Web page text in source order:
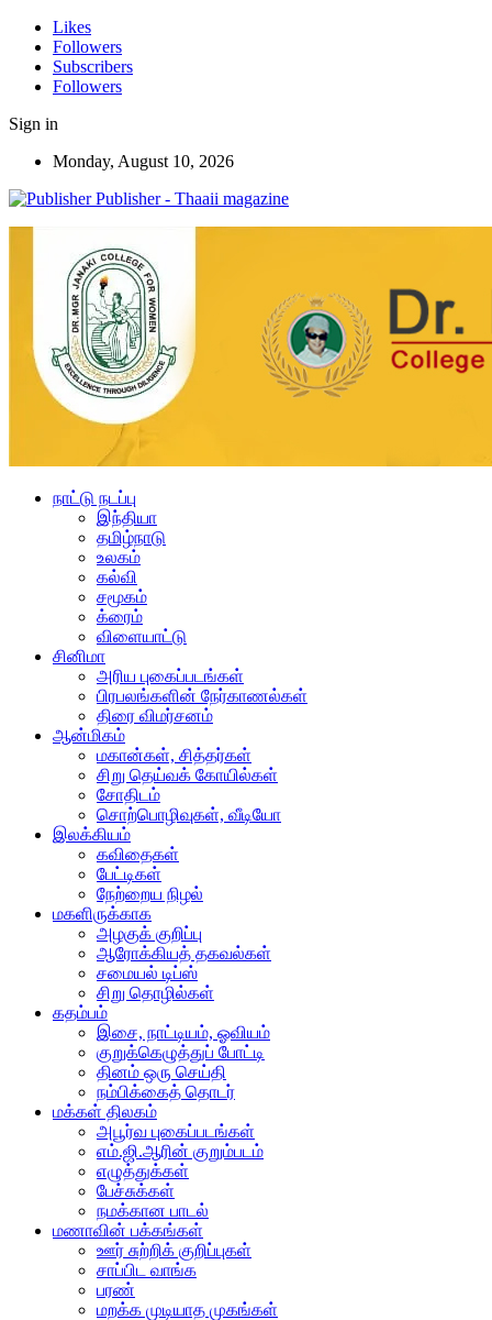
Likes
Followers
Subscribers
Followers
Sign in
Monday, August 10, 2026
Publisher - Thaaii magazine
நாட்டு நடப்பு
இந்தியா
தமிழ்நாடு
உலகம்
கல்வி
சமூகம்
க்ரைம்
விளையாட்டு
சினிமா
அரிய புகைப்படங்கள்
பிரபலங்களின் நேர்காணல்கள்
திரை விமர்சனம்
ஆன்மிகம்
மகான்கள், சித்தர்கள்
சிறு தெய்வக் கோயில்கள்
சோதிடம்
சொற்பொழிவுகள், வீடியோ
இலக்கியம்
கவிதைகள்
பேட்டிகள்
நேற்றைய நிழல்
மகளிருக்காக
அழகுக் குறிப்பு
ஆரோக்கியத் தகவல்கள்
சமையல் டிப்ஸ்
சிறு தொழில்கள்
கதம்பம்
இசை, நாட்டியம், ஓவியம்
குறுக்கெழுத்துப் போட்டி
தினம் ஒரு செய்தி
நம்பிக்கைத் தொடர்
மக்கள் திலகம்
அபூர்வ புகைப்படங்கள்
எம்.ஜி.ஆரின் குறும்படம்
எழுத்துக்கள்
பேச்சுக்கள்
நமக்கான பாடல்
மணாவின் பக்கங்கள்
ஊர் சுற்றிக் குறிப்புகள்
சாப்பிட வாங்க
பரண்
மறக்க முடியாத முகங்கள்